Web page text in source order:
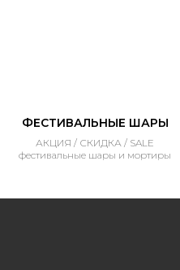
ФЕСТИВАЛЬНЫЕ ШАРЫ
АКЦИЯ / СКИДКА / SALE
фестивальные шары и мортиры